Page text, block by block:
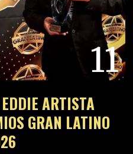
11
ARTISTA
GRAN LATINO